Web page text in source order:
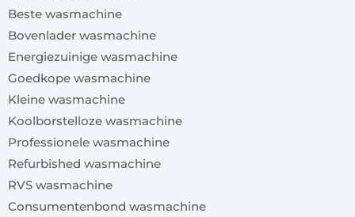
Beste wasmachine
Bovenlader wasmachine
Energiezuinige wasmachine
Goedkope wasmachine
Kleine wasmachine
Koolborstelloze wasmachine
Professionele wasmachine
Refurbished wasmachine
RVS wasmachine
Consumentenbond wasmachine